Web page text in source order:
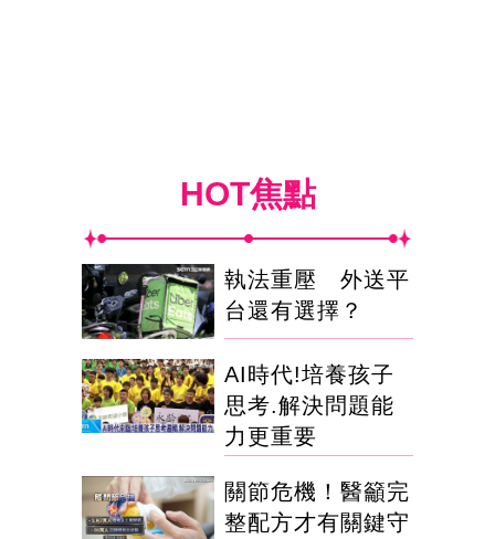
HOT焦點
執法重壓 外送平
台還有選擇？
AI時代!培養孩子
思考.解決問題能
力更重要
關節危機！醫籲完
整配方才有關鍵守